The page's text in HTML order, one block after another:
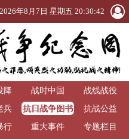
2026年8月7日 星期五 20:30:42
降 战时中国
战线战役
兵
抗日战争图书
馆
抗战公益
行 重大事件
专题栏目